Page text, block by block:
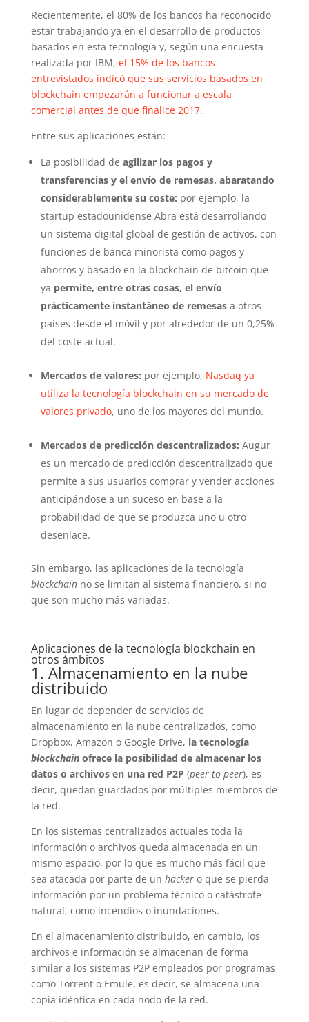
Recientemente, el 80% de los bancos ha reconocido
estar trabajando ya en el desarrollo de productos
basados en esta tecnología y, según una encuesta
realizada por IBM, el 15% de los bancos
entrevistados indicó que sus servicios basados en
blockchain empezarán a funcionar a escala
comercial antes de que finalice 2017.
Entre sus aplicaciones están:
La posibilidad de agilizar los pagos y
transferencias y el envío de remesas, abaratando
considerablemente su coste: por ejemplo, la
startup estadounidense Abra está desarrollando
un sistema digital global de gestión de activos, con
funciones de banca minorista como pagos y
ahorros y basado en la blockchain de bitcoin que
ya permite, entre otras cosas, el envío
prácticamente instantáneo de remesasa otros
países desde el móvil y por alrededor de un 0,25%
del coste actual.
Mercados de valores: por ejemplo, Nasdaq ya
utiliza la tecnología blockchain en su mercado de
valores privado, uno de los mayores del mundo.
Mercados de predicción descentralizados: Augur
es un mercado de predicción descentralizado que
permite a sus usuarios comprar y vender acciones
anticipándose a un suceso en base a la
probabilidad de que se produzca uno u otro
desenlace.
Sin embargo, las aplicaciones de la tecnología
blockchainno se limitan al sistema financiero, si no
que son mucho más variadas.
Aplicaciones de la tecnología blockchain en
otros ámbitos
1. Almacenamiento en la nube
distribuido
En lugar de depender de servicios de
almacenamiento en la nube centralizados, como
Dropbox, Amazon o Google Drive, la tecnología
blockchainofrece la posibilidad de almacenar los
datos o archivos en una red P2P (peer-to-peer), es
decir, quedan guardados por múltiples miembros de
la red.
En los sistemas centralizados actuales toda la
información o archivos queda almacenada en un
mismo espacio, por lo que es mucho más fácil que
sea atacada por parte de un hackero que se pierda
información por un problema técnico o catástrofe
natural, como incendios o inundaciones.
En el almacenamiento distribuido, en cambio, los
archivos e información se almacenan de forma
similar a los sistemas P2P empleados por programas
como Torrent o Emule, es decir, se almacena una
copia idéntica en cada nodo de la red.